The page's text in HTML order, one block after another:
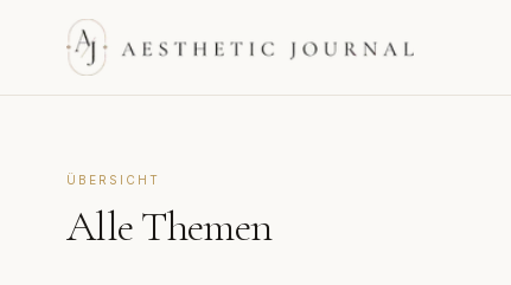
ÜBERSICHT
Alle Themen